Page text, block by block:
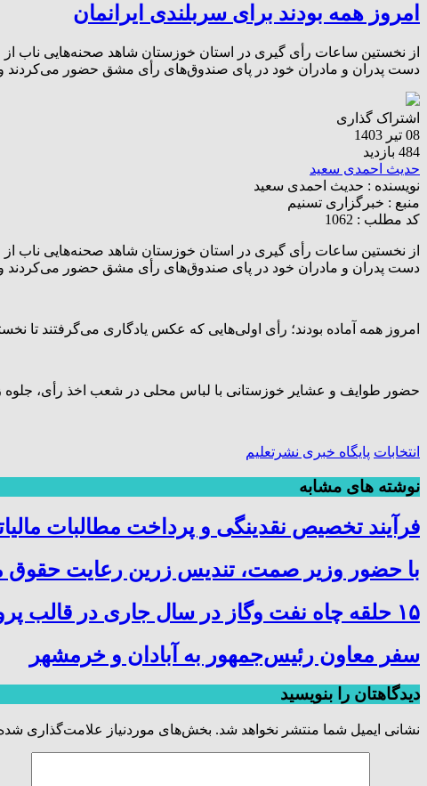
امروز همه بودند برای سربلندی ایرانمان
از نخستین ساعات رأی گیری در استان خوزستان شاهد صحنه‌هایی ناب از
دست پدران و مادران خود در پای صندوق‌های رأی مشق حضور می‌کردند و
اشتراک گذاری
08 تیر 1403
484 بازدید
حدیث احمدی سعید
نویسنده : حدیث احمدی سعید
منبع : خبرگزاری تسنیم
کد مطلب : 1062
از نخستین ساعات رأی گیری در استان خوزستان شاهد صحنه‌هایی ناب از
دست پدران و مادران خود در پای صندوق‌های رأی مشق حضور می‌کردند و
امروز همه آماده بودند؛ رأی اولی‌هایی که عکس یادگاری می‌گرفتند تا
حضور طوایف و عشایر خوزستانی با لباس محلی در شعب اخذ رأی، جلوه‌
انتخابات پایگاه خبری نشرتعلیم
نوشته های مشابه
فرآیند تخصیص نقدینگی و پرداخت مطالبات
با حضور وزیر صمت، تندیس زرین رعایت حقوق
۱۵ حلقه چاه نفت وگاز در سال جاری در قالب پروژه در چهار استان کشور حفاری و تکمیل شد
سفر معاون رئیس‌جمهور به آبادان و خرمشهر
دیدگاهتان را بنویسید
نشانی ایمیل شما منتشر نخواهد شد. بخش‌های موردنیاز علامت‌گذاری